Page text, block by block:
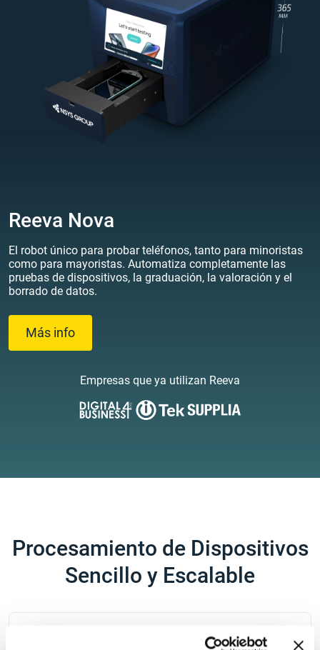
Reeva Nova
El robot único para probar teléfonos, tanto para minoristas
como para mayoristas. Automatiza completamente las
pruebas de dispositivos, la graduación, la valoración y el
borrado de datos.
Más info
Empresas que ya utilizan Reeva
Procesamiento de Dispositivos
Sencillo y Escalable